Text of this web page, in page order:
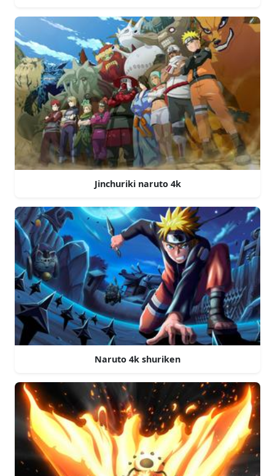
Jinchuriki naruto 4k
Naruto 4k shuriken